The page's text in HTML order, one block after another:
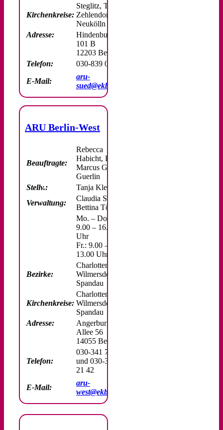
Kirchenkreise:
Steglitz, Teltow-
Zehlendorf,
Neukölln
Adresse:
Hindenburgdamm
101 B
12203 Berlin
Telefon:
030-839 092 66 0
E-Mail:
aru-
sued@ekbo.de
ARU Berlin-West
Beauftragte:
Rebecca
Habicht, Pfr.
Marcus Götz-
Guerlin
Stellv.:
Tanja Klett
Verwaltung:
Claudia Skacel,
Bettina Tölle
Mo. – Do.:
9.00 – 16.00
Uhr
Fr.: 9.00 –
13.00 Uhr
Bezirke:
Charlottenburg-
Wilmersdorf,
Spandau
Kirchenkreise:
Charlottenburg-
Wilmersdorf,
Spandau
Adresse:
Angerburger
Allee 56
14055 Berlin
Telefon:
030-341 73 48
und 030-336
21 42
E-Mail:
aru-
west@ekbo.de